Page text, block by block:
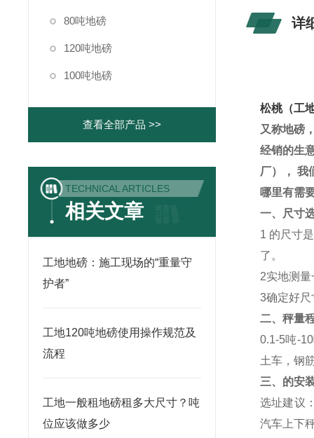
80吨地磅
120吨地磅
100吨地磅
查看全部产品 >>
TECHNICAL ARTICLES
相关文章
工地地磅：施工现场的“重量守
护者”
工地120吨地磅使用操作规范及
流程
工地一般租地磅租多大尺寸？吨
位应该做多少
详
松桃（工
又称地磅
经销的生
厂）
，
哪里有需
一、尺寸
1 的尺寸
了。
2实地测
3确定好
二、秤量
0.1-5吨-10
土车，钢
三、的安
选址建议
汽车上下